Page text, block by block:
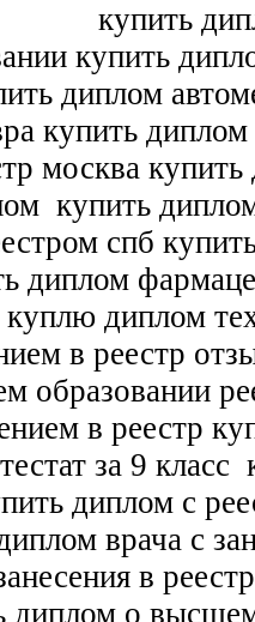
купить
купить
диплом
купить
москва
купить
спб
диплом
куплю диплом
в реестр
образовании
в реестр
за 9 класс
диплом с
врача с
в
диплом о